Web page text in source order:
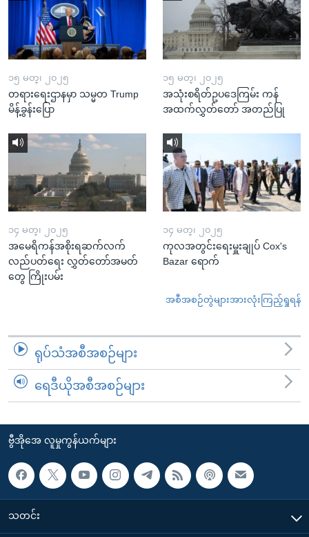
၁၅ မတ္၊ ၂၀၂၅
တရားရေးဌာနမှာ သမ္မတ Trump
မိန့်ခွန်းပြော
၁၅ မတ္၊ ၂၀၂၅
အသုံးစရိတ်ဥပဒေကြမ်း ကန်
အထက်လွှတ်တော် အတည်ပြု
၁၄ မတ္၊ ၂၀၂၅
အမေရိကန်အစိုးရဆက်လက်
လည်ပတ်ရေး လွှတ်တော်အမတ်
တွေ ကြိုးပမ်း
၁၄ မတ္၊ ၂၀၂၅
ကုလအတွင်းရေးမှူးချုပ် Cox's
Bazar ရောက်
အစီအစဉ်တွဲများအားလုံးကြည့်ရှုရန်
ရုပ်သံအစီအစဉ်များ
ရေဒီယိုအစီအစဉ်များ
ဗွီအိုအေ လူမှုကွန်ယက်များ
သတင်း